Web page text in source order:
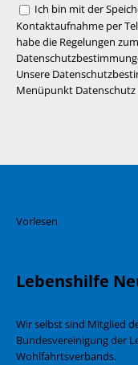
Ich bin mit der
Kontaktaufnahme per
habe die Regelungen
Unsere
Menüpunkt Datenschutz
Vorlesen
Lebenshilfe
Wir selbst sind Mitglied
Bundesvereinigung der
Wohlfahrtsverbands.